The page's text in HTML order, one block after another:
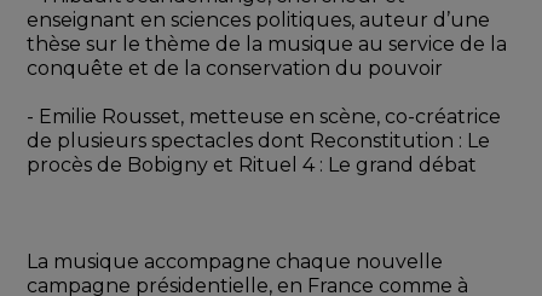
enseignant en sciences politiques, auteur d’une
thèse sur le thème de la musique au service de la
conquête et de la conservation du pouvoir
- Emilie Rousset, metteuse en scène, co-créatrice
de plusieurs spectacles dont Reconstitution : Le
procès de Bobigny et Rituel 4 : Le grand débat
La musique accompagne chaque nouvelle
campagne présidentielle, en France comme à